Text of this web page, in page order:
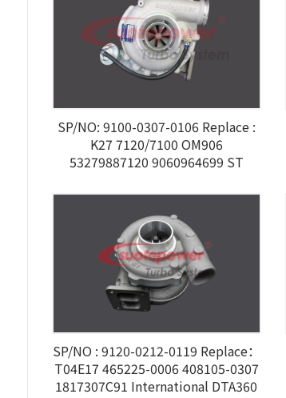
SP/NO: 9100-0307-0106 Replace :
K27 7120/7100 OM906
53279887120 9060964699 ST
SP/NO : 9120-0212-0119 Replace：
T04E17 465225-0006 408105-0307
1817307C91 International DTA360